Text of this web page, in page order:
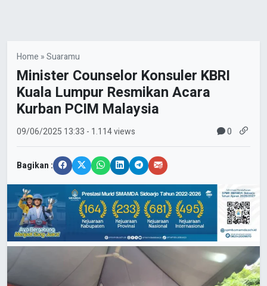
Home »Suaramu
Minister Counselor Konsuler KBRI
Kuala Lumpur Resmikan Acara
Kurban PCIM Malaysia
09/06/2025 13:33 - 1.114 views 0
Bagikan :